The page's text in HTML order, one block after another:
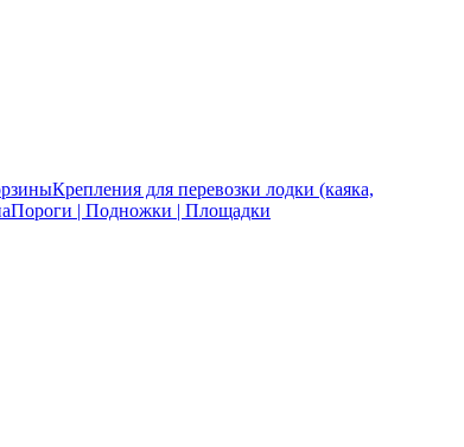
Крепления для перевозки лодки (каяка,
Пороги | Подножки | Площадки